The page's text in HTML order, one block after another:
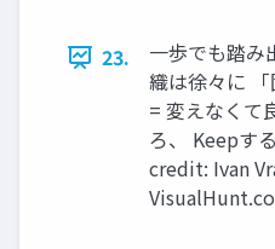
23.
⼀歩でも踏み
織は徐々に
= 変えなくて
ろ、 Keepす
credit: Ivan